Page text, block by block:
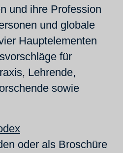
und ihre Profession
und globale
Hauptelementen
für
Lehrende,
sowie
oder als Broschüre